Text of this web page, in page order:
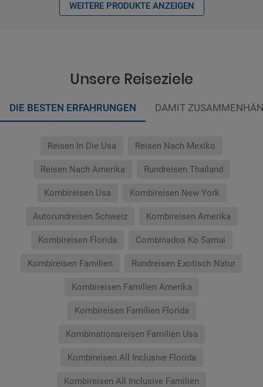
WEITERE PRODUKTE ANZEIGEN
Unsere Reiseziele
DIE BESTEN ERFAHRUNGEN DAMIT
Reisen In Die Usa Reisen Nach Mexiko
Reisen Nach Amerika Rundreisen Thailand
Kombireisen Usa Kombireisen New York
Autorundreisen Schweiz Kombireisen Amerika
Kombireisen Florida Combinados Ko Samui
Kombireisen Familien Rundreisen Exotisch Natur
Kombireisen Familien Amerika
Kombireisen Familien Florida
Kombinationsreisen Familien Usa
Kombireisen All Inclusive Florida
Kombireisen All Inclusive Familien